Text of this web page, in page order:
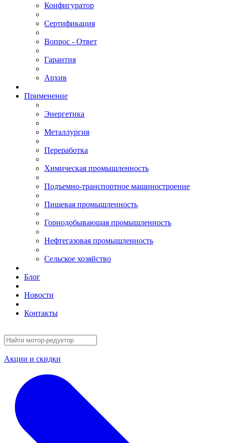
Конфигуратор
Сертификация
Вопрос - Ответ
Гарантия
Архив
Применение
Энергетика
Металлургия
Переработка
Химическая промышленность
Подъемно-транспортное машиностроение
Пищевая промышленность
Горнодобывающая промышленность
Нефтегазовая промышленность
Сельское хозяйство
Блог
Новости
Контакты
Акции и скидки